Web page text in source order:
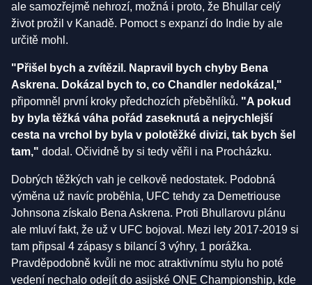
ale samozřejmě nehrozí, možná i proto, že Bhullar celý
život prožil v Kanadě. Pomoct s expanzí do Indie by ale
určitě mohl.
"Přišel bych a zvítězil. Napravil bych chyby Bena
Askrena. Dokázal bych to, co Chandler nedokázal,"
připomněl první kroky předchozích přeběhlíků. "A pokud
by byla těžká váha pořád zaseknutá a nejrychlejší
cesta na vrchol by byla v polotěžké divizi, tak bych šel
tam," dodal. Očividně by si tedy věřil i na Procházku.
Dobrých těžkých vah je celkově nedostatek. Podobná
výměna už navíc proběhla, UFC tehdy za Demetriouse
Johnsona získalo Bena Askrena. Proti Bhullarovu plánu
ale mluví fakt, že už v UFC bojoval. Mezi lety 2017-2019 si
tam připsal 4 zápasy s bilancí 3 výhry, 1 porážka.
Pravděpodobně kvůli ne moc atraktivnímu stylu ho poté
vedení nechalo odejít do asijské ONE Championship, kde